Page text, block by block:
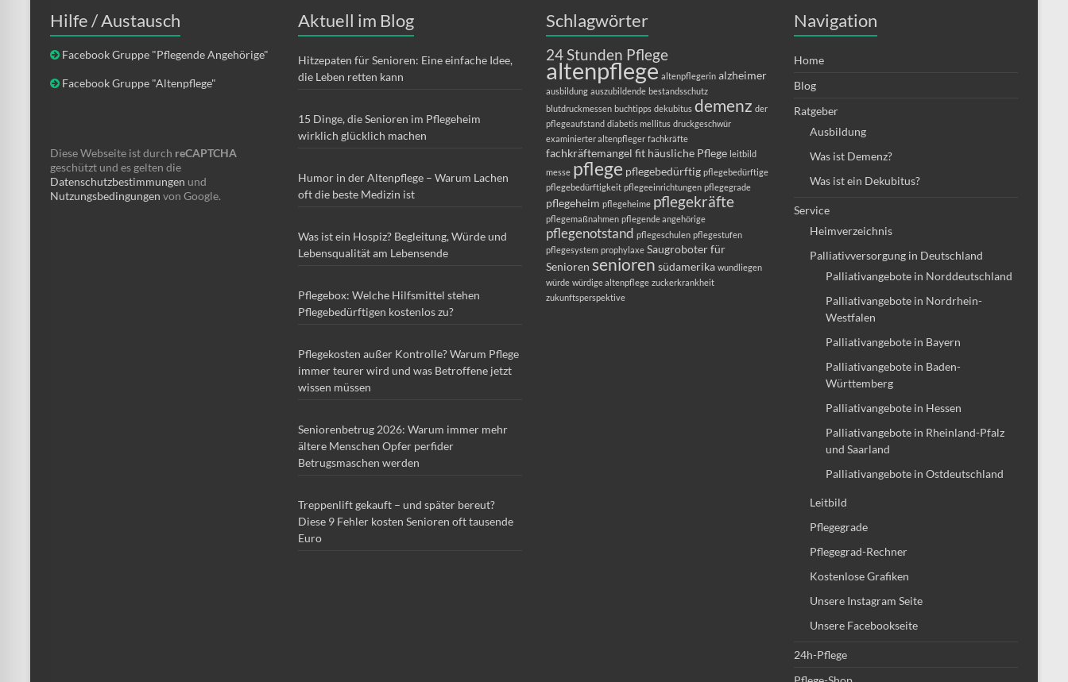
Hilfe / Austausch
Facebook Gruppe "Pflegende Angehörige"
Facebook Gruppe "Altenpflege"
Diese Webseite ist durch reCAPTCHA
geschützt und es gelten die
Datenschutzbestimmungen und
Nutzungsbedingungen von Google.
Aktuell im Blog
Hitzepaten für Senioren: Eine einfache Idee,
die Leben retten kann
15 Dinge, die Senioren im Pflegeheim
wirklich glücklich machen
Humor in der Altenpflege – Warum Lachen
oft die beste Medizin ist
Was ist ein Hospiz? Begleitung, Würde und
Lebensqualität am Lebensende
Pflegebox: Welche Hilfsmittel stehen
Pflegebedürftigen kostenlos zu?
Pflegekosten außer Kontrolle? Warum Pflege
immer teurer wird und was Betroffene jetzt
wissen müssen
Seniorenbetrug 2026: Warum immer mehr
ältere Menschen Opfer perfider
Betrugsmaschen werden
Treppenlift gekauft – und später bereut?
Diese 9 Fehler kosten Senioren oft tausende
Euro
Schlagwörter
24 Stunden Pflege
altenpflege altenpflegerin alzheimer
ausbildung auszubildende bestandsschutz
blutdruckmessen buchtipps dekubitus demenz der
pflegeaufstand diabetis mellitus druckgeschwür
examinierter altenpfleger fachkräfte
fachkräftemangel fit häusliche Pflege leitbild
messe pflege pflegebedürftig pflegebedürftige
pflegebedürftigkeit pflegeeinrichtungen pflegegrade
pflegeheim pflegeheime pflegekräfte
pflegemaßnahmen pflegende angehörige
pflegenotstand pflegeschulen pflegestufen
pflegesystem prophylaxe Saugroboter für
Senioren senioren südamerika wundliegen
würde würdige altenpflege zuckerkrankheit
zukunftsperspektive
Navigation
Home
Blog
Ratgeber
Ausbildung
Was ist Demenz?
Was ist ein Dekubitus?
Service
Heimverzeichnis
Palliativversorgung in Deutschland
Palliativangebote in Norddeutschland
Palliativangebote in Nordrhein-
Westfalen
Palliativangebote in Bayern
Palliativangebote in Baden-
Württemberg
Palliativangebote in Hessen
Palliativangebote in Rheinland-Pfalz
und Saarland
Palliativangebote in Ostdeutschland
Leitbild
Pflegegrade
Pflegegrad-Rechner
Kostenlose Grafiken
Unsere Instagram Seite
Unsere Facebookseite
24h-Pflege